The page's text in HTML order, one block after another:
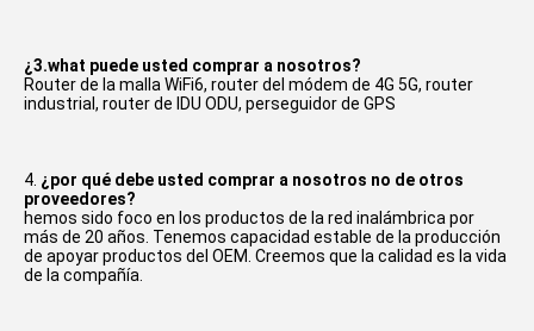
¿3.what puede usted comprar a nosotros?
Router de la malla WiFi6, router del módem de 4G 5G, router
industrial, router de IDU ODU, perseguidor de GPS
4. ¿por qué debe usted comprar a nosotros no de otros
proveedores?
hemos sido foco en los productos de la red inalámbrica por
más de 20 años. Tenemos capacidad estable de la producción
de apoyar productos del OEM. Creemos que la calidad es la vida
de la compañía.